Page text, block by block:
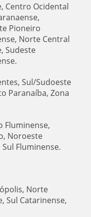
Centro Ocidental
Pioneiro
Norte Central
Sudeste
Sul/Sudoeste
Paranaíba, Zona
Fluminense,
Noroeste
Fluminense.
Norte
Sul Catarinense,